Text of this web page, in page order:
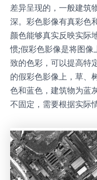
差异呈现的，一般建筑
深。彩色影像有真彩色
颜色能够真实反映实际
惯;假彩色影像是将图像
致的色彩，可以提高特
的假彩色影像上，草、
色和蓝色，建筑物为蓝
不固定，需要根据实际